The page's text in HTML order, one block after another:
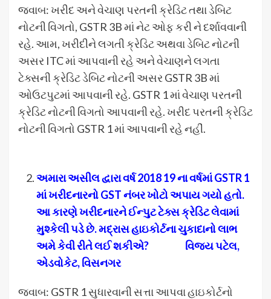
જવાબ: ખરીદ અને વેચાણ પરતની ક્રેડિટ તથા ડેબિટ
નોટની વિગતો, GSTR 3B માં નેટ ઓફ કરી ને દર્શાવવાની
રહે. આમ, ખરીદીને લગતી ક્રેડિટ અથવા ડેબિટ નોટની
અસર ITC માં આપવાની રહે અને વેચાણને લગતા
ટેક્સની ક્રેડિટ ડેબિટ નોટની અસર GSTR 3B માં
ઓઉટપુટમાં આપવાની રહે. GSTR 1 માં વેચાણ પરતની
ક્રેડિટ નોટની વિગતો આપવાની રહે. ખરીદ પરતની ક્રેડિટ
નોટની વિગતો GSTR 1 માં આપવાની રહે નહીં.
અમારા અસીલ દ્વારા વર્ષ 2018 19 ના વર્ષમાંGSTR1
માં ખરીદનારનોGSTનંબર ખોટો અપાય ગયો હતો.
આ કારણે ખરીદનારને ઈન્પુટ ટેક્સ ક્રેડિટ લેવામાં
મુશ્કેલી પડે છે. મદ્રાસ હાઇકોર્ટના ચુકાદાનો લાભ
અમે કેવી રીતે લઈ શકીએ? વિજય પટેલ,
એડવોકેટ,વિસનગર
જવાબ: GSTR 1 સુધારવાની સત્તા આપવા હાઇકોર્ટનો